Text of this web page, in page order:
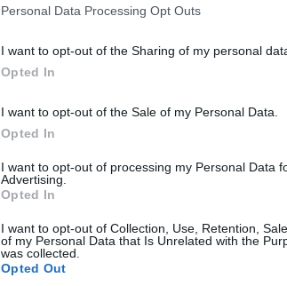
Personal Data Processing Opt Outs
I want to opt-out of the Sharing of my personal
Opted In
I want to opt-out of the Sale of my Personal Data.
Opted In
I want to opt-out of processing my Personal Data
Advertising.
Opted In
I want to opt-out of Collection, Use, Retention,
of my Personal Data that Is Unrelated with the
was collected.
Opted Out